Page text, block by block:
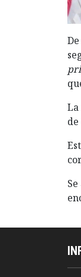
La
de